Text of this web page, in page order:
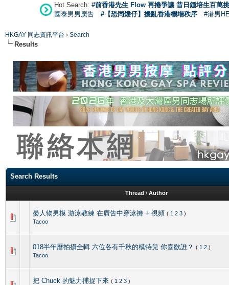
Hot Search: #前香港先生 Flow 再捲爭議 昔日鍾培生百萬
國泰男男廣告
#【恐同矮仔】擾亂香港機場秩序 #港男
HKGAY 同志資訊平台 › Search
Results
Search Results
Thread / Author
晏人物男模 游泳教練 在廣告中穿泳褲 + 視頻 ( 1 2 3 )
Tacoo
018半年曆拍攝全輯 六位各有千秋的模特兒 你喜歡誰？ ( 1 2 )
Tacoo
把 Chuck 的魅力捕捉下來 ( 1 2 3 )